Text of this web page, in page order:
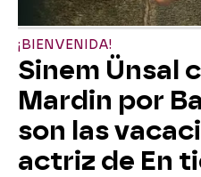
¡BIENVENIDA!
Sinem Ünsal
Mardin por
son las
actriz de En